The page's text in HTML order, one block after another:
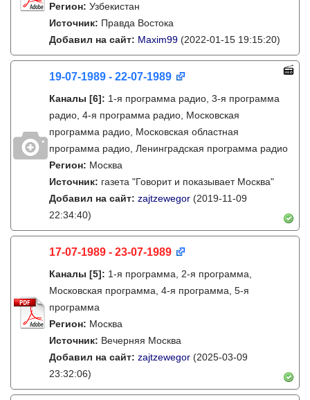
Регион: Узбекистан
Источник: Правда Востока
Добавил на сайт: Maxim99 (2022-01-15 19:15:20)
19-07-1989 - 22-07-1989
Каналы [6]: 1-я программа радио, 3-я программа
радио, 4-я программа радио, Московская
программа радио, Московская областная
программа радио, Ленинградская программа радио
Регион: Москва
Источник: газета "Говорит и показывает Москва"
Добавил на сайт: zajtzewegor (2019-11-09
22:34:40)
17-07-1989 - 23-07-1989
Каналы [5]: 1-я программа, 2-я программа,
Московская программа, 4-я программа, 5-я
программа
Регион: Москва
Источник: Вечерняя Москва
Добавил на сайт: zajtzewegor (2025-03-09
23:32:06)